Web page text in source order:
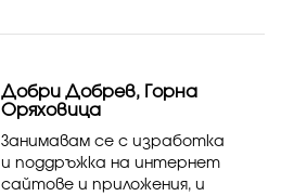
Добри Добрев, Горна
Оряховица
Занимавам се с изработка
и поддръжка на интернет
сайтове и приложения, и